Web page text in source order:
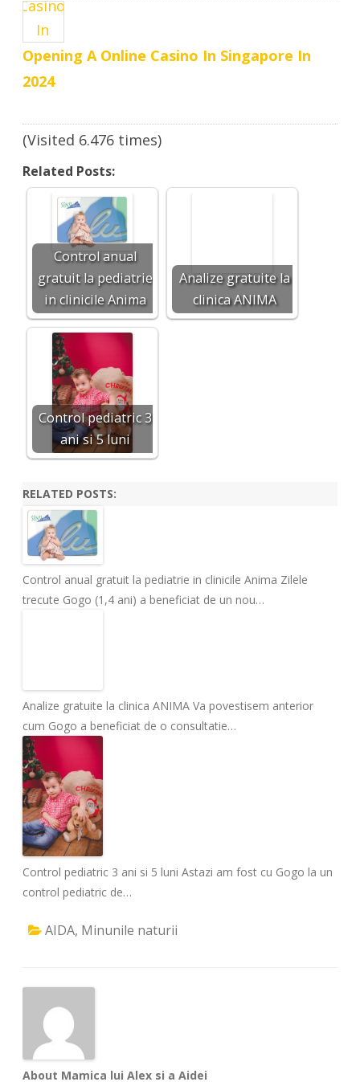
Opening A Online Casino In Singapore In
2024
(Visited 6.476 times)
Related Posts:
Control anual
gratuit la pediatrie
in clinicile Anima
Analize gratuite la
clinica ANIMA
Control pediatric 3
ani si 5 luni
RELATED POSTS:
Control anual gratuit la pediatrie in clinicile Anima Zilele
trecute Gogo (1,4 ani) a beneficiat de un nou…
Analize gratuite la clinica ANIMA Va povestisem anterior
cum Gogo a beneficiat de o consultatie…
Control pediatric 3 ani si 5 luni Astazi am fost cu Gogo la un
control pediatric de…
AIDA, Minunile naturii
About Mamica lui Alex si a Aidei